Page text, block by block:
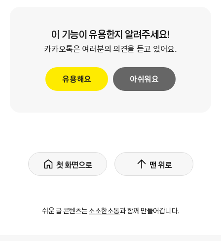
이 기능이 유용한지 알려주세요!
카카오톡은 여러분의 의견을 듣고 있어요.
유용해요 아쉬워요
첫 화면으로 맨 위로
쉬운 글 콘텐츠는소소한소통과 함께 만들어갑니다.